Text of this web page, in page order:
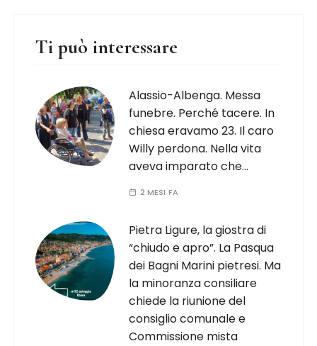
Ti può interessare
Alassio-Albenga. Messa
funebre. Perché tacere. In
chiesa eravamo 23. Il caro
Willy perdona. Nella vita
aveva imparato che…
2 MESI FA
Pietra Ligure, la giostra di
“chiudo e apro”. La Pasqua
dei Bagni Marini pietresi. Ma
la minoranza consiliare
chiede la riunione del
consiglio comunale e
Commissione mista